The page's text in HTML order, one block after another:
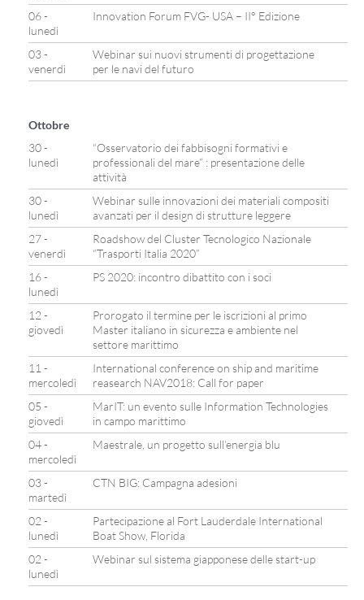
06 -
lunedì
Innovation Forum FVG- USA – II° Edizione
03 -
venerdì
Webinar sui nuovi strumenti di progettazione
per le navi del futuro
Ottobre
30 -
lunedì
“Osservatorio dei fabbisogni formativi e
professionali del mare” : presentazione delle
attività
30 -
lunedì
Webinar sulle innovazioni dei materiali compositi
avanzati per il design di strutture leggere
27 -
venerdì
Roadshow del Cluster Tecnologico Nazionale
“Trasporti Italia 2020”
16 -
lunedì
PS 2020: incontro dibattito con i soci
12 -
giovedì
Prorogato il termine per le iscrizioni al primo
Master italiano in sicurezza e ambiente nel
settore marittimo
11 -
mercoledì
International conference on ship and maritime
reasearch NAV2018: Call for paper
05 -
giovedì
MarIT: un evento sulle Information Technologies
in campo marittimo
04 -
mercoledì
Maestrale, un progetto sull’energia blu
03 -
martedì
CTN BIG: Campagna adesioni
02 -
lunedì
Partecipazione al Fort Lauderdale International
Boat Show, Florida
02 -
lunedì
Webinar sul sistema giapponese delle start-up